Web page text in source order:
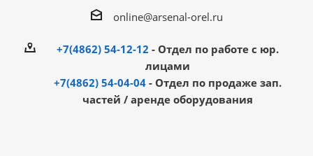
online@arsenal-orel.ru
+7(4862) 54-12-12 - Отдел по работе с юр.
лицами
+7(4862) 54-04-04 - Отдел по продаже зап.
частей / аренде оборудования